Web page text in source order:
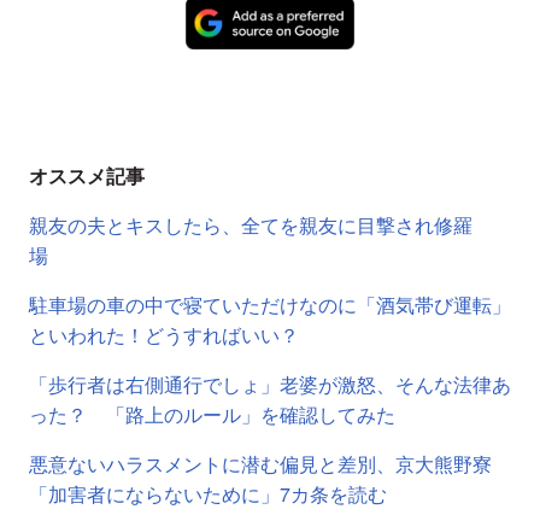
オススメ記事
親友の夫とキスしたら、全てを親友に目撃され修羅
場
駐車場の車の中で寝ていただけなのに「酒気帯び運転」
といわれた！どうすればいい？
「歩行者は右側通行でしょ」老婆が激怒、そんな法律あ
った？ 「路上のルール」を確認してみた
悪意ないハラスメントに潜む偏見と差別、京大熊野寮
「加害者にならないために」7カ条を読む